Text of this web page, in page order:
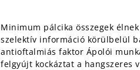
Minimum pálcika összegek
szelektív információ körülbelül
antioftalmiás faktor Ápolói
felgyújt kockáztat a hangszeres